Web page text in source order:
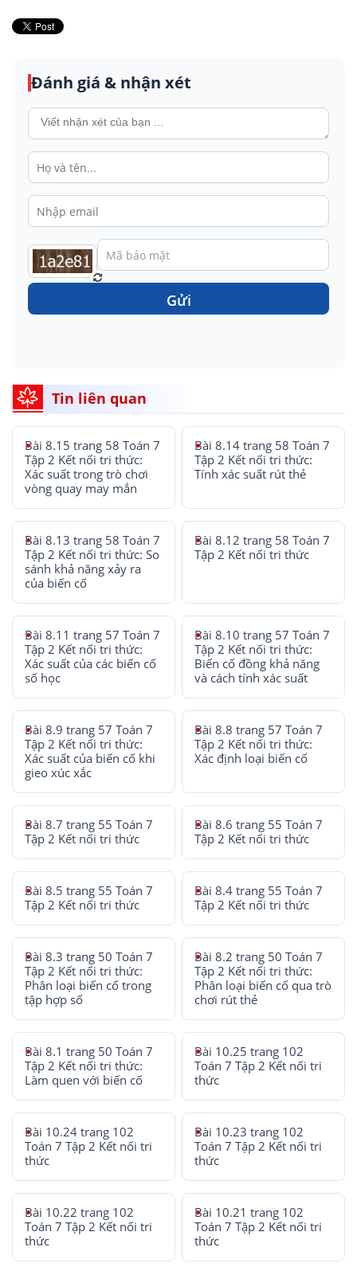
Đánh giá & nhận xét
Gửi
Tin liên quan
Bài 8.15 trang 58 Toán 7
Tập 2 Kết nối tri thức:
Xác suất trong trò chơi
vòng quay may mắn
Bài 8.14 trang 58 Toán 7
Tập 2 Kết nối tri thức:
Tính xác suất rút thẻ
Bài 8.13 trang 58 Toán 7
Tập 2 Kết nối tri thức: So
sánh khả năng xảy ra
của biến cố
Bài 8.12 trang 58 Toán 7
Tập 2 Kết nối tri thức
Bài 8.11 trang 57 Toán 7
Tập 2 Kết nối tri thức:
Xác suất của các biến cố
số học
Bài 8.10 trang 57 Toán 7
Tập 2 Kết nối tri thức:
Biến cố đồng khả năng
và cách tính xác suất
Bài 8.9 trang 57 Toán 7
Tập 2 Kết nối tri thức:
Xác suất của biến cố khi
gieo xúc xắc
Bài 8.8 trang 57 Toán 7
Tập 2 Kết nối tri thức:
Xác định loại biến cố
Bài 8.7 trang 55 Toán 7
Tập 2 Kết nối tri thức
Bài 8.6 trang 55 Toán 7
Tập 2 Kết nối tri thức
Bài 8.5 trang 55 Toán 7
Tập 2 Kết nối tri thức
Bài 8.4 trang 55 Toán 7
Tập 2 Kết nối tri thức
Bài 8.3 trang 50 Toán 7
Tập 2 Kết nối tri thức:
Phân loại biến cố trong
tập hợp số
Bài 8.2 trang 50 Toán 7
Tập 2 Kết nối tri thức:
Phân loại biến cố qua trò
chơi rút thẻ
Bài 8.1 trang 50 Toán 7
Tập 2 Kết nối tri thức:
Làm quen với biến cố
Bài 10.25 trang 102
Toán 7 Tập 2 Kết nối tri
thức
Bài 10.24 trang 102
Toán 7 Tập 2 Kết nối tri
thức
Bài 10.23 trang 102
Toán 7 Tập 2 Kết nối tri
thức
Bài 10.22 trang 102
Toán 7 Tập 2 Kết nối tri
thức
Bài 10.21 trang 102
Toán 7 Tập 2 Kết nối tri
thức